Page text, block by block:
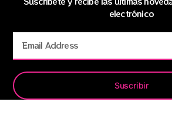
electrónico
Suscribir